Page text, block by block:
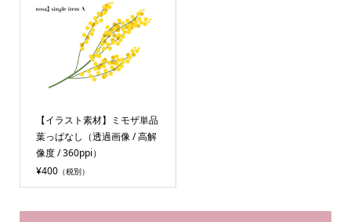
【イラスト素材】ミモザ単品
葉っぱなし（透過画像 / 高解
像度 / 360ppi）
¥400（税別）